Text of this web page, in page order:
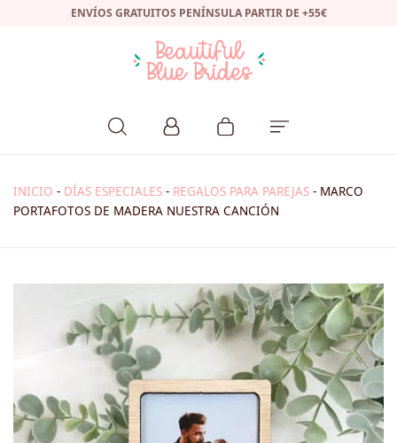
ENVÍOS GRATUITOS PENÍNSULA PARTIR DE +55€
INICIO - DÍAS ESPECIALES - REGALOS PARA PAREJAS - MARCO
PORTAFOTOS DE MADERA NUESTRA CANCIÓN